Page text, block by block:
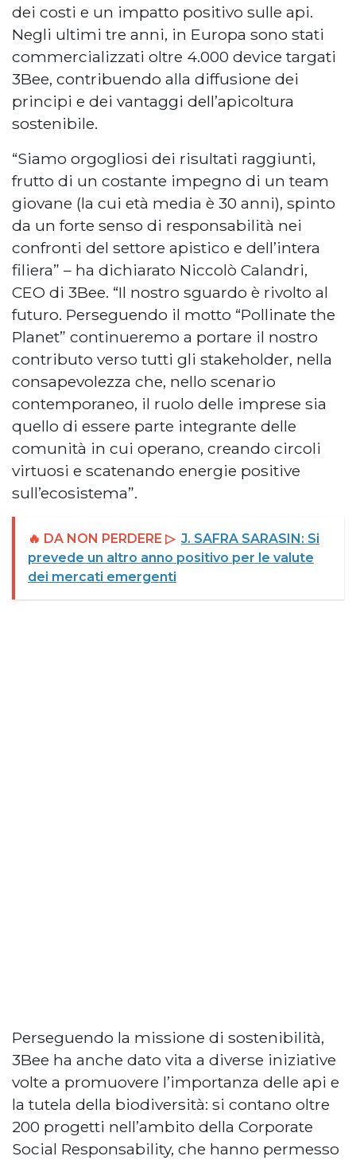
dei costi e un impatto positivo sulle api.
Negli ultimi tre anni, in Europa sono stati
commercializzati oltre 4.000 device targati
3Bee, contribuendo alla diffusione dei
principi e dei vantaggi dell’apicoltura
sostenibile.
“Siamo orgogliosi dei risultati raggiunti,
frutto di un costante impegno di un team
giovane (la cui età media è 30 anni), spinto
da un forte senso di responsabilità nei
confronti del settore apistico e dell’intera
filiera” – ha dichiarato Niccolò Calandri,
CEO di 3Bee. “Il nostro sguardo è rivolto al
futuro. Perseguendo il motto “Pollinate the
Planet” continueremo a portare il nostro
contributo verso tutti gli stakeholder, nella
consapevolezza che, nello scenario
contemporaneo, il ruolo delle imprese sia
quello di essere parte integrante delle
comunità in cui operano, creando circoli
virtuosi e scatenando energie positive
sull’ecosistema”.
🔥 DA NON PERDERE ▷ J. SAFRA SARASIN: Si
prevede un altro anno positivo per le valute
dei mercati emergenti
Perseguendo la missione di sostenibilità,
3Bee ha anche dato vita a diverse iniziative
volte a promuovere l’importanza delle api e
la tutela della biodiversità: si contano oltre
200 progetti nell’ambito della Corporate
Social Responsability, che hanno permesso